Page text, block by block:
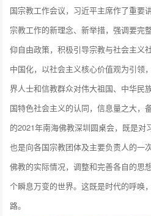
国宗教工作会议，习近平主席作了重要
宗教工作的新理念、新举措，强调要完
仰自由政策，积极引导宗教与社会主义
中国化，以社会主义核心价值观为引领
界人士和信教群众对伟大祖国、中华民
国特色社会主义的认同，信息量之大，
的2021年南海佛教深圳圆桌会，既是对
也是向各国宗教团体及主要负责人的一
佛教的实际情况，调整和完善各自的思
个瞬息万变的世界。这既是时代的呼唤
路。